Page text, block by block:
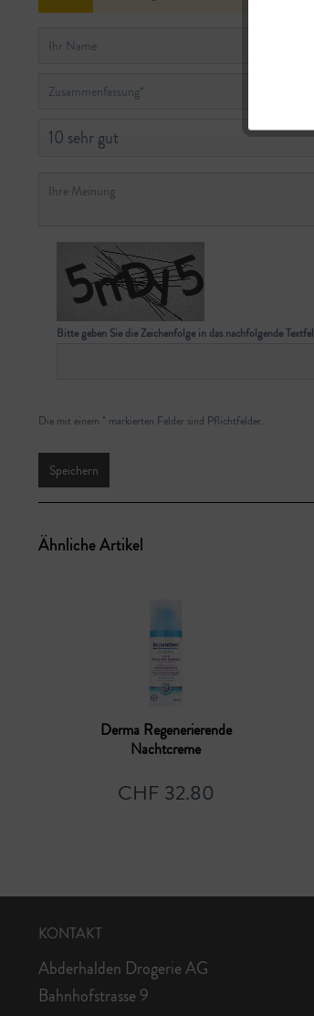
Bitte geben Sie die Zeichenfolge in das nachfolgende
Die mit einem * markierten Felder sind Pflichtfelder.
Speichern
Ähnliche Artikel
Derma Regenerierende
Nachtcreme
CHF 32.80
KONTAKT
Abderhalden Drogerie AG
Bahnhofstrasse 9